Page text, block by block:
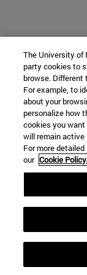
The University of
party cookies to
browse. Different
For example, to
about your
personalize how
cookies you
will remain
For more
our Cookie Policy.